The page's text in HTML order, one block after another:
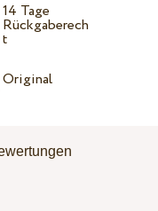
14 Tage
Rückgaberech
t
Original